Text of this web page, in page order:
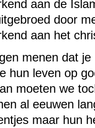
aan de
door
aan het
menen dat
hun leven op
moeten we
al eeuwen
maar hun